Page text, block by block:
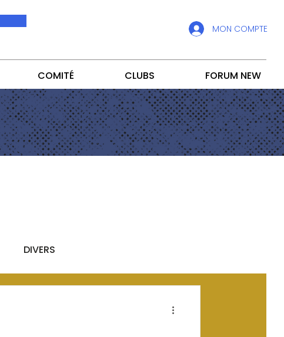
MON COMPTE
COMITÉ CLUBS FORUM NEW
DIVERS